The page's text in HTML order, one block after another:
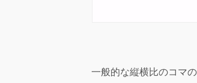
一般的な縦横比のコマ